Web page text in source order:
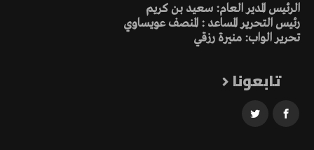
الرئيس المدير العام: سعيد بن كريم
رئيس التحرير المساعد : المنصف عويساوي
تحرير الواب: منيرة رزقي
تابعونا